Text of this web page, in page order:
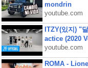
mondrin
youtube.com
ITZY(있지) "
actice (2020
youtube.com
ROMA -